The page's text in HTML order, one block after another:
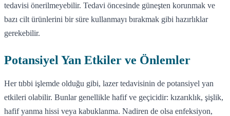
tedavisi önerilmeyebilir. Tedavi öncesinde güneşten korunmak ve
bazı cilt ürünlerini bir süre kullanmayı bırakmak gibi hazırlıklar
gerekebilir.
Potansiyel Yan Etkiler ve Önlemler
Her tıbbi işlemde olduğu gibi, lazer tedavisinin de potansiyel yan
etkileri olabilir. Bunlar genellikle hafif ve geçicidir: kızarıklık, şişlik,
hafif yanma hissi veya kabuklanma. Nadiren de olsa enfeksiyon,